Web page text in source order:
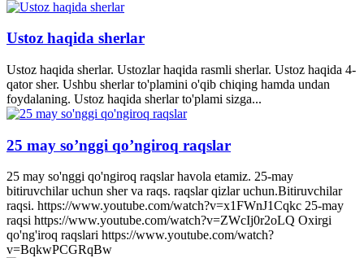
Ustoz haqida sherlar
Ustoz haqida sherlar. Ustozlar haqida rasmli sherlar. Ustoz haqida 4-
qator sher. Ushbu sherlar to'plamini o'qib chiqing hamda undan
foydalaning. Ustoz haqida sherlar to'plami sizga...
25 may so’nggi qo’ngiroq raqslar
25 may so'nggi qo'ngiroq raqslar havola etamiz. 25-may
bitiruvchilar uchun sher va raqs. raqslar qizlar uchun.Bitiruvchilar
raqsi. https://www.youtube.com/watch?v=x1FWnJ1Cqkc 25-may
raqsi https://www.youtube.com/watch?v=ZWcIj0r2oLQ Oxirgi
qo'ng'iroq raqslari https://www.youtube.com/watch?
v=BqkwPCGRqBw